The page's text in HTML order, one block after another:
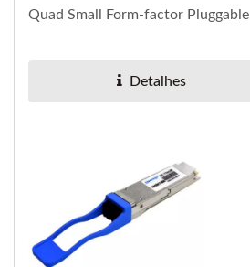
Quad Small Form-factor Pluggable
Detalhes